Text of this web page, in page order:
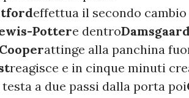
effettua il secondo
Pottere dentro
Cooperattinge alla panchina
reagisce e in cinque minuti
a due passi dalla porta poi